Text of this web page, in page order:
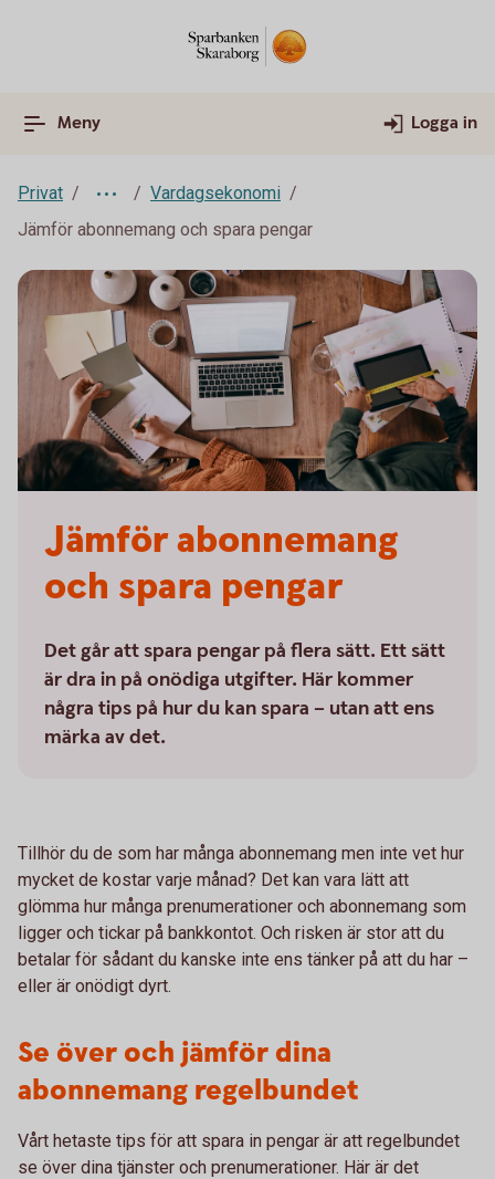
Meny Logga in
Privat
Vardagsekonomi
Jämför abonnemang och spara pengar
Jämför abonne­mang
och spara pengar
Det går att spara pengar på flera sätt. Ett sätt
är dra in på onödiga utgifter. Här kommer
några tips på hur du kan spara – utan att ens
märka av det.
Tillhör du de som har många abonnemang men inte vet hur
mycket de kostar varje månad? Det kan vara lätt att
glömma hur många prenumerationer och abonnemang som
ligger och tickar på bankkontot. Och risken är stor att du
betalar för sådant du kanske inte ens tänker på att du har –
eller är onödigt dyrt.
Se över och jämför dina
abonnemang regelbundet
Vårt hetaste tips för att spara in pengar är att regelbundet
se över dina tjänster och prenumerationer. Här är det